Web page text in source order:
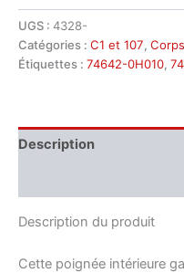
UGS : 4328-
Catégories : C1 et 107, Corps
Étiquettes : 74642-0H010,
Description
Description du produit
Cette poignée intérieure